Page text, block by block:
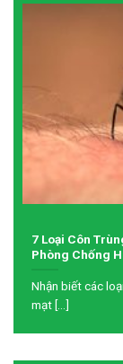
7 Loại Côn
Phòng Chống
Nhận biết các
mạt [...]